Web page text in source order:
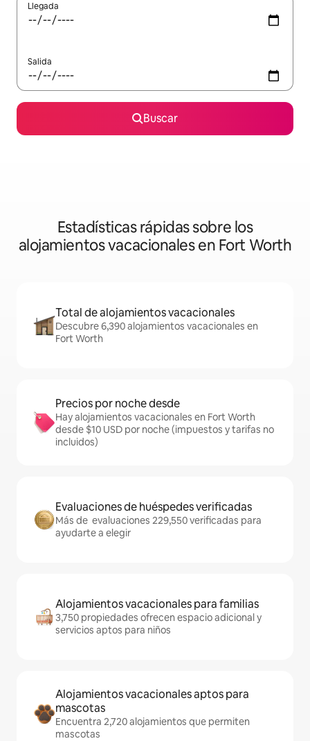
Llegada
Salida
Buscar
Estadísticas rápidas sobre los
alojamientos vacacionales en Fort Worth
Total de alojamientos vacacionales
Descubre 6,390 alojamientos vacacionales en
Fort Worth
Precios por noche desde
Hay alojamientos vacacionales en Fort Worth
desde $10 USD por noche (impuestos y tarifas no
incluidos)
Evaluaciones de huéspedes verificadas
Más de evaluaciones 229,550 verificadas para
ayudarte a elegir
Alojamientos vacacionales para familias
3,750 propiedades ofrecen espacio adicional y
servicios aptos para niños
Alojamientos vacacionales aptos para
mascotas
Encuentra 2,720 alojamientos que permiten
mascotas